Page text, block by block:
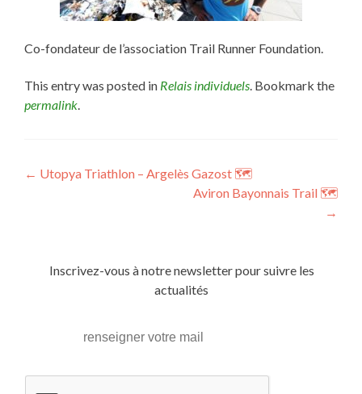
Co-fondateur de l’association Trail Runner Foundation.
This entry was posted in Relais individuels. Bookmark the
permalink.
Post
← Utopya Triathlon – Argelès Gazost 🗺
Aviron Bayonnais Trail 🗺
→
Inscrivez-vous à notre newsletter pour suivre les
actualités